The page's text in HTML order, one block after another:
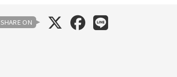
SHARE ON